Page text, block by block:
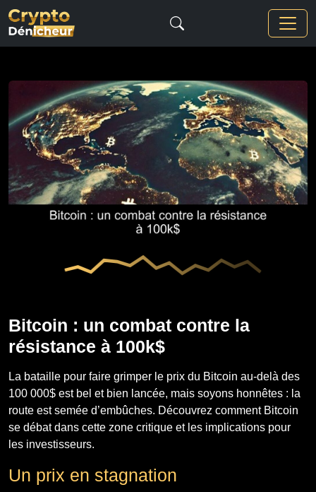
Bitcoin : un combat contre la
résistance à 100k$
La bataille pour faire grimper le prix du Bitcoin au-delà des
100 000$ est bel et bien lancée, mais soyons honnêtes : la
route est semée d’embûches. Découvrez comment Bitcoin
se débat dans cette zone critique et les implications pour
les investisseurs.
Un prix en stagnation